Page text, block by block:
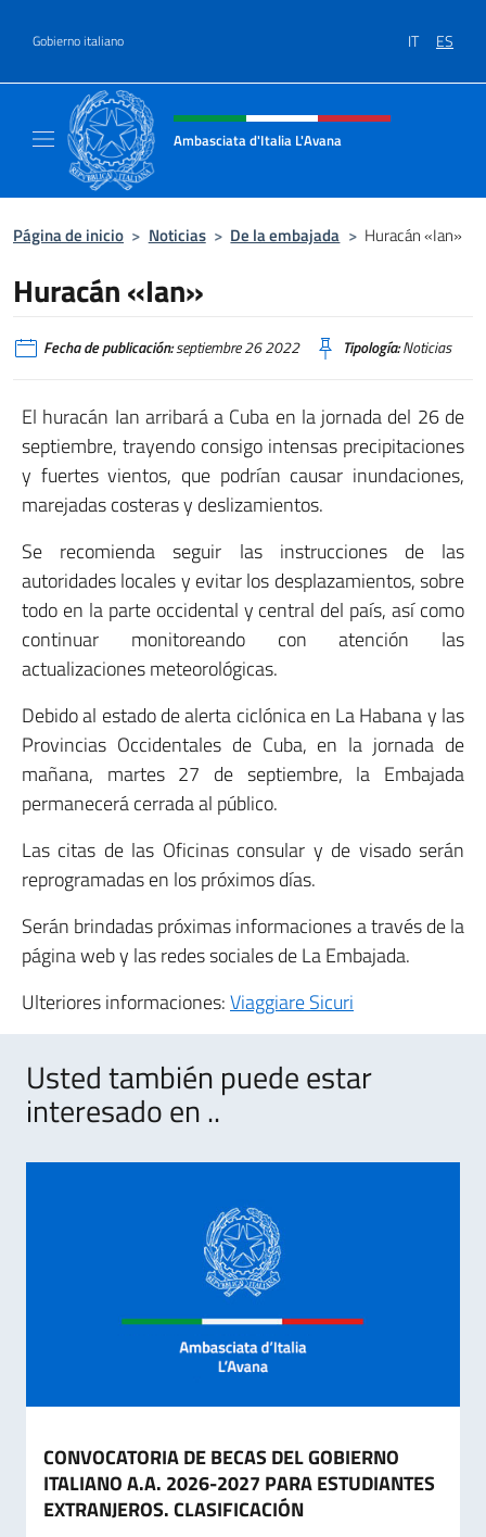
Gobierno italiano IT ES
Encabezado del sitio web,
Ambasciata d'Italia L'Avana
Página de inicio > Noticias > De la embajada > Huracán «Ian»
Huracán «Ian»
Fecha de publicación:septiembre 26 2022 Tipología:Noticias
El huracán Ian arribará a Cuba en la jornada del 26 de
septiembre, trayendo consigo intensas precipitaciones
y fuertes vientos, que podrían causar inundaciones,
marejadas costeras y deslizamientos.
Se recomienda seguir las instrucciones de las
autoridades locales y evitar los desplazamientos, sobre
todo en la parte occidental y central del país, así como
continuar monitoreando con atención las
actualizaciones meteorológicas.
Debido al estado de alerta ciclónica en La Habana y las
Provincias Occidentales de Cuba, en la jornada de
mañana, martes 27 de septiembre, la Embajada
permanecerá cerrada al público.
Las citas de las Oficinas consular y de visado serán
reprogramadas en los próximos días.
Serán brindadas próximas informaciones a través de la
página web y las redes sociales de La Embajada.
Ulteriores informaciones:Viaggiare Sicuri
Usted también puede estar
interesado en ..
CONVOCATORIA DE BECAS DEL GOBIERNO
ITALIANO A.A. 2026-2027 PARA ESTUDIANTES
EXTRANJEROS. CLASIFICACIÓN